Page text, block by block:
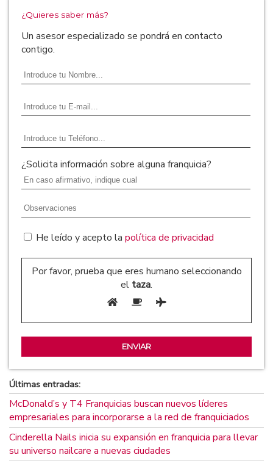
¿Quieres saber más?
Un asesor especializado se pondrá en contacto
contigo.
¿Solicita información sobre alguna franquicia?
He leído y acepto la política de privacidad
Por favor, prueba que eres humano seleccionando
el taza.
Últimas entradas:
McDonald’s y T4 Franquicias buscan nuevos líderes
empresariales para incorporarse a la red de franquiciados
Cinderella Nails inicia su expansión en franquicia para llevar
su universo nailcare a nuevas ciudades